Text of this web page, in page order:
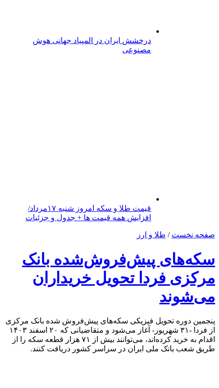
درخشش ایران در المپیاد جهانی هوش
مصنوعی
قیمت طلا و سکه امروز شنبه ۱۷مرداد/
افزایش همه قیمت ها + جدول و جزئیات
صفحه نخست / طلا و ارز
سکه‌های پیش‌فروش‌شده بانک
مرکزی فردا تحویل خریداران
می‌شوند
پنجمین دوره تحویل فیزیکی سکه‌های پیش‌فروش شده بانک مرکزی
از فردا -۳۱ شهریور- آغاز می‌شود و متقاضیانی که ۲۰ اسفند ۱۴۰۳
اقدام به خرید کرده‌اند، می‌توانند بیش از ۷۱ هزار قطعه سکه را از
طریق شعب بانک ملی ایران در سراسر کشور دریافت کنند.